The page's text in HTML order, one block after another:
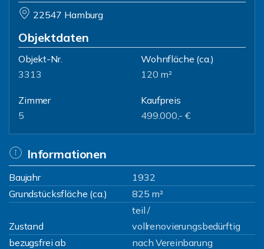
22547 Hamburg
Objektdaten
Objekt-Nr.
3313
Wohnfläche (ca.)
120 m²
Zimmer
5
Kaufpreis
499.000,- €
Informationen
Baujahr
1932
Grundstücksfläche (ca.)
825 m²
Zustand
teil /
vollrenovierungsbedürftig
bezugsfrei ab
nach Vereinbarung